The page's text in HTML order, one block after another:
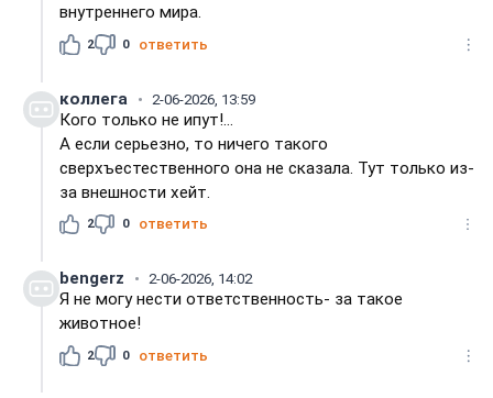
внутреннего мира.
2 0 ответить
коллега 2-06-2026, 13:59
Кого только не ипут!...
А если серьезно, то ничего такого
сверхъестественного она не сказала. Тут только из-
за внешности хейт.
2 0 ответить
bengerz 2-06-2026, 14:02
Я не могу нести ответственность- за такое
животное!
2 0 ответить